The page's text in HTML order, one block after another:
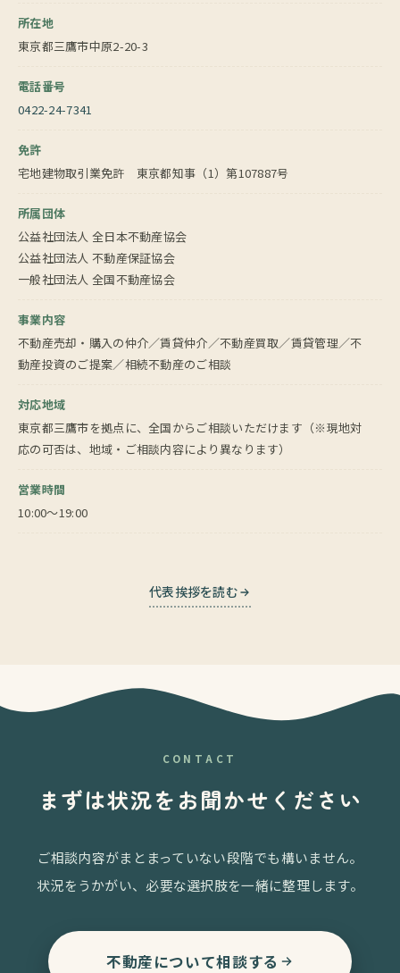
所在地
東京都三鷹市中原2-20-3
電話番号
0422-24-7341
免許
宅地建物取引業免許 東京都知事（1）第107887号
所属団体
公益社団法人 全日本不動産協会
公益社団法人 不動産保証協会
一般社団法人 全国不動産協会
事業内容
不動産売却・購入の仲介／賃貸仲介／不動産買取／賃貸管理／不
動産投資のご提案／相続不動産のご相談
対応地域
東京都三鷹市を拠点に、全国からご相談いただけます（※現地対
応の可否は、地域・ご相談内容により異なります）
営業時間
10:00〜19:00
代表挨拶を読む
CONTACT
まずは状況をお聞かせください
ご相談内容がまとまっていない段階でも構いません。
状況をうかがい、必要な選択肢を一緒に整理します。
不動産について相談する